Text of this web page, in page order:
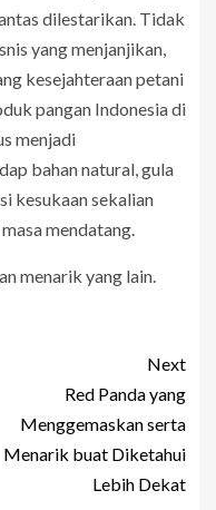
dilestarikan. Tidak
yang menjanjikan,
kesejahteraan petani
pangan Indonesia di
menjadi
bahan natural, gula
kesukaan sekalian
mendatang.
menarik yang lain.
Next
Red Panda yang
Menggemaskan serta
Menarik buat Diketahui
Lebih Dekat